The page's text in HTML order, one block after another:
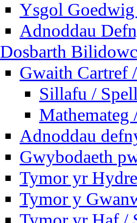
Ysgol
Adnoddau
Dosbarth
Gwaith Cartref
Sillafu /
Mathemateg
Adnoddau
Gwybodaeth
Tymor yr
Tymor y